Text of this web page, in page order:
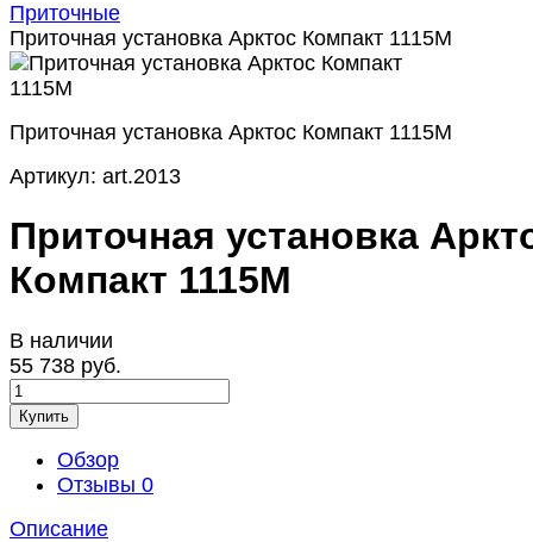
Приточные
Приточная установка Арктос Компакт 1115М
Приточная установка Арктос Компакт 1115М
Артикул: art.2013
Приточная установка
Компакт 1115М
В наличии
55 738 руб.
Купить
Обзор
Отзывы 0
Описание